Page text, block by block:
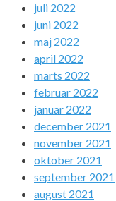
juli 2022
juni 2022
maj 2022
april 2022
marts 2022
februar 2022
januar 2022
december 2021
november 2021
oktober 2021
september 2021
august 2021